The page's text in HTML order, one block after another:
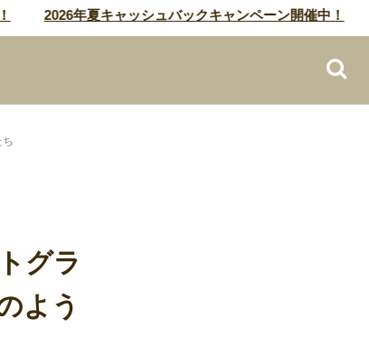
2026年夏キャッシュバックキャンペーン開催中！
グラ
よう